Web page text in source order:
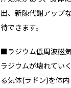
出、新陳代謝アップ
待できます。
■ラジウム低周波磁
ラジウムが壊れてい
る気体(ラドン)を体